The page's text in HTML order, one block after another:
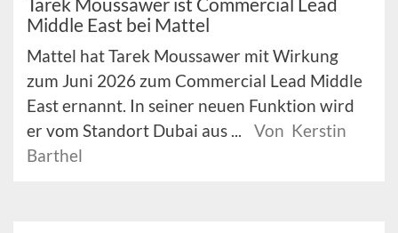
Middle East bei Mattel
Mattel hat Tarek Moussawer mit Wirkung
zum Juni 2026 zum Commercial Lead Middle
East ernannt. In seiner neuen Funktion wird
er vom Standort Dubai aus ...
Von Kerstin
Barthel